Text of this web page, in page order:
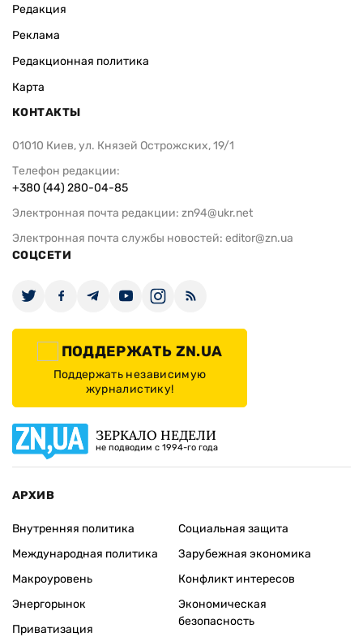
Редакция
Реклама
Редакционная политика
Карта
КОНТАКТЫ
01010 Киев, ул. Князей Острожских, 19/1
Телефон редакции:
+380 (44) 280-04-85
Электронная почта редакции: zn94@ukr.net
Электронная почта службы новостей: editor@zn.ua
СОЦСЕТИ
ПОДДЕРЖАТЬ ZN.UA
Поддержать независимую
журналистику!
ЗЕРКАЛО НЕДЕЛИ
не подводим с 1994-го года
АРХИВ
Внутренняя политика
Международная политика
Макроуровень
Энергорынок
Приватизация
Социальная защита
Зарубежная экономика
Конфликт интересов
Экономическая
безопасность